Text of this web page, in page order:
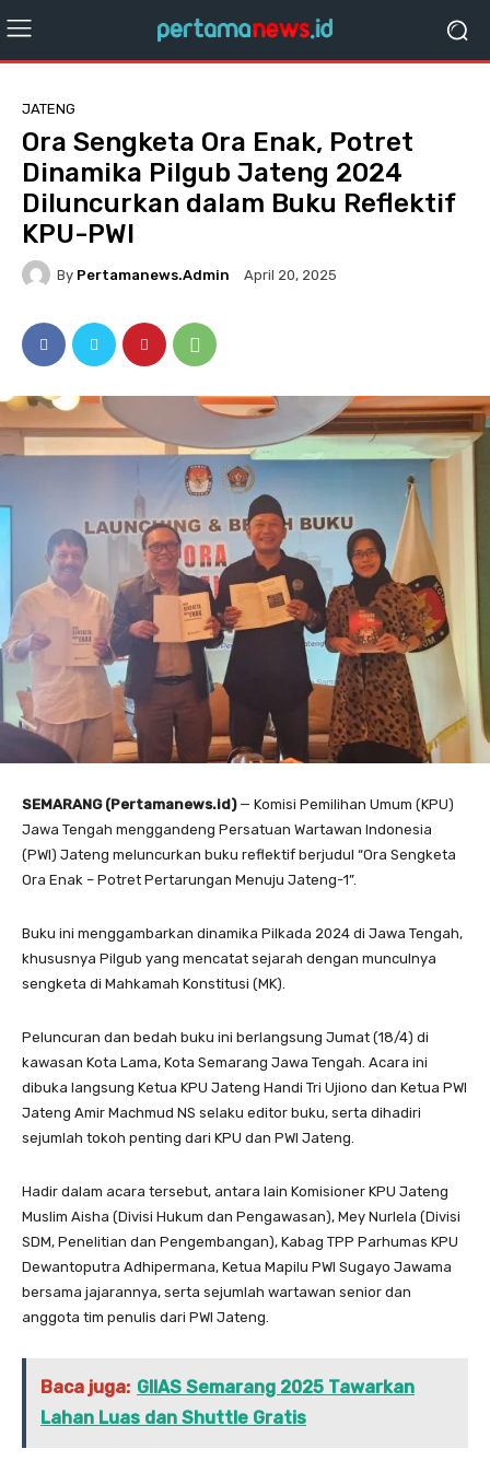
JATENG
Ora Sengketa Ora Enak, Potret
Dinamika Pilgub Jateng 2024
Diluncurkan dalam Buku Reflektif
KPU-PWI
By Pertamanews.admin April 20, 2025
SEMARANG (Pertamanews.id) — Komisi Pemilihan Umum (KPU)
Jawa Tengah menggandeng Persatuan Wartawan Indonesia
(PWI) Jateng meluncurkan buku reflektif berjudul “Ora Sengketa
Ora Enak – Potret Pertarungan Menuju Jateng-1”.
Buku ini menggambarkan dinamika Pilkada 2024 di Jawa Tengah,
khususnya Pilgub yang mencatat sejarah dengan munculnya
sengketa di Mahkamah Konstitusi (MK).
Peluncuran dan bedah buku ini berlangsung Jumat (18/4) di
kawasan Kota Lama, Kota Semarang Jawa Tengah. Acara ini
dibuka langsung Ketua KPU Jateng Handi Tri Ujiono dan Ketua PWI
Jateng Amir Machmud NS selaku editor buku, serta dihadiri
sejumlah tokoh penting dari KPU dan PWI Jateng.
Hadir dalam acara tersebut, antara lain Komisioner KPU Jateng
Muslim Aisha (Divisi Hukum dan Pengawasan), Mey Nurlela (Divisi
SDM, Penelitian dan Pengembangan), Kabag TPP Parhumas KPU
Dewantoputra Adhipermana, Ketua Mapilu PWI Sugayo Jawama
bersama jajarannya, serta sejumlah wartawan senior dan
anggota tim penulis dari PWI Jateng.
Baca juga: GIIAS Semarang 2025 Tawarkan
Lahan Luas dan Shuttle Gratis